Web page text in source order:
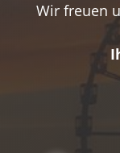
Wir freuen